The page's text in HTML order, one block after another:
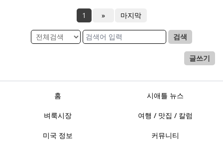
1 » 마지막
검색
글쓰기
홈 시애틀 뉴스
벼룩시장 여행 / 맛집 / 칼럼
미국 정보 커뮤니티